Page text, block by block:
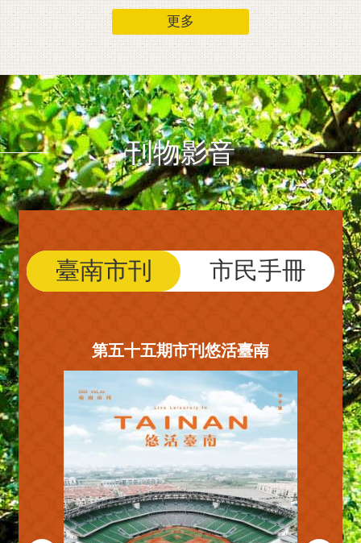
更多
刊物影音
臺南市刊 市民手冊
第五十五期市刊悠活臺南